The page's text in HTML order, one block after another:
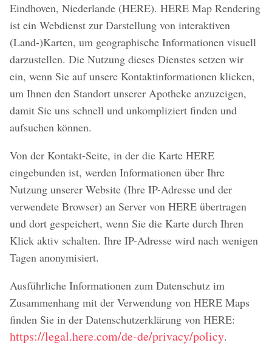
Eindhoven, Niederlande (HERE). HERE Map Rendering
ist ein Webdienst zur Darstellung von interaktiven
(Land-)Karten, um geographische Informationen visuell
darzustellen. Die Nutzung dieses Dienstes setzen wir
ein, wenn Sie auf unsere Kontaktinformationen klicken,
um Ihnen den Standort unserer Apotheke anzuzeigen,
damit Sie uns schnell und unkompliziert finden und
aufsuchen können.
Von der Kontakt-Seite, in der die Karte HERE
eingebunden ist, werden Informationen über Ihre
Nutzung unserer Website (Ihre IP-Adresse und der
verwendete Browser) an Server von HERE übertragen
und dort gespeichert, wenn Sie die Karte durch Ihren
Klick aktiv schalten. Ihre IP-Adresse wird nach wenigen
Tagen anonymisiert.
Ausführliche Informationen zum Datenschutz im
Zusammenhang mit der Verwendung von HERE Maps
finden Sie in der Datenschutzerklärung von HERE:
https://legal.here.com/de-de/privacy/policy.